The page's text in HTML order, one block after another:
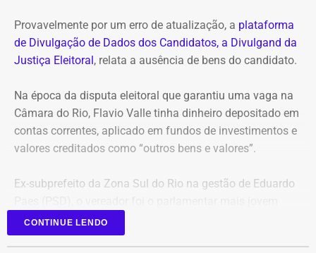
Provavelmente por um erro de atualização, a plataforma
de Divulgação de Dados dos Candidatos, a Divulgand da
Justiça Eleitoral, relata a ausência de bens do candidato.
Na época da disputa eleitoral que garantiu uma vaga na
Câmara do Rio, Flavio Valle tinha dinheiro depositado em
contas correntes, aplicado em fundos de investimentos e
valores creditados como “outros bens e valores”.
Ex-subprefeito da Zona Sul do Rio na gestão de Eduardo
eleito na última legislatura da Câmara e agora disputa,
pela primeira vez, o cargo de deputado estadual.
CONTINUE LENDO